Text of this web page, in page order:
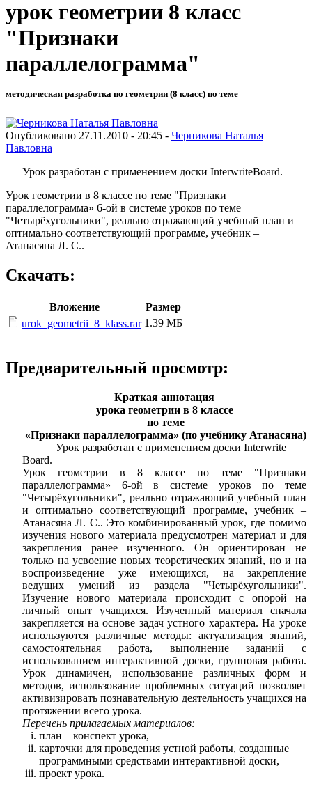
урок геометрии 8 класс
"Признаки
параллелограмма"
методическая разработка по геометрии (8 класс) по теме
Опубликовано 27.11.2010 - 20:45 - Черникова Наталья
Павловна
Урок разработан с применением доски InterwriteBoard.
Урок геометрии в 8 классе по теме "Признаки
параллелограмма» 6-ой в системе уроков по теме
"Четырёхугольники", реально отражающий учебный план и
оптимально соответствующий программе, учебник –
Атанасяна Л. С..
Скачать:
Вложение
Размер
urok_geometrii_8_klass.rar 1.39 МБ
Предварительный просмотр:
Краткая аннотация
урока геометрии в 8 классе
по теме
«Признаки параллелограмма» (по учебнику Атанасяна)
Урок разработан с применением доски Interwrite
Board.
Урок геометрии в 8 классе по теме "Признаки
параллелограмма» 6-ой в системе уроков по теме
"Четырёхугольники", реально отражающий учебный план
и оптимально соответствующий программе, учебник –
Атанасяна Л. С.. Это комбинированный урок, где помимо
изучения нового материала предусмотрен материал и для
закрепления ранее изученного. Он ориентирован не
только на усвоение новых теоретических знаний, но и на
воспроизведение уже имеющихся, на закрепление
ведущих умений из раздела "Четырёхугольники".
Изучение нового материала происходит с опорой на
личный опыт учащихся. Изученный материал сначала
закрепляется на основе задач устного характера. На уроке
используются различные методы: актуализация знаний,
самостоятельная работа, выполнение заданий с
использованием интерактивной доски, групповая работа.
Урок динамичен, использование различных форм и
методов, использование проблемных ситуаций позволяет
активизировать познавательную деятельность учащихся на
протяжении всего урока.
Перечень прилагаемых материалов:
план – конспект урока,
карточки для проведения устной работы, созданные
программными средствами интерактивной доски,
проект урока.